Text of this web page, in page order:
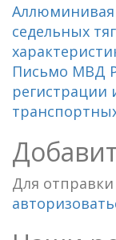
Аллюминивая
седельных
Письмо МВД
регистрации
Для